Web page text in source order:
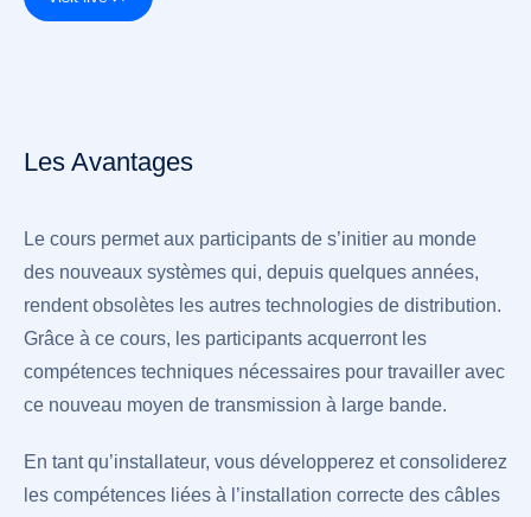
Les Avantages
Le cours permet aux participants de s’initier au monde
des nouveaux systèmes qui, depuis quelques années,
rendent obsolètes les autres technologies de distribution.
Grâce à ce cours, les participants acquerront les
compétences techniques nécessaires pour travailler avec
ce nouveau moyen de transmission à large bande.
En tant qu’installateur, vous développerez et consoliderez
les compétences liées à l’installation correcte des câbles